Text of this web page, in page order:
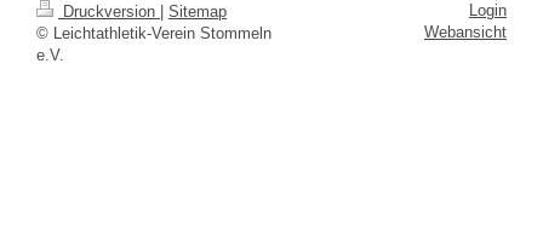
Druckversion
Sitemap
© Leichtathletik-Verein Stommeln
e.V.
Login
Webansicht